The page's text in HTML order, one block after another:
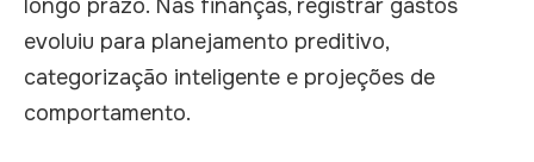
longo prazo. Nas finanças, registrar gastos
evoluiu para planejamento preditivo,
categorização inteligente e projeções de
comportamento.